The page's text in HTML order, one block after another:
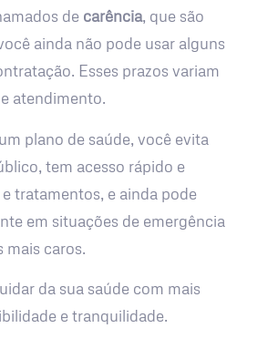
de carência, que são
ainda não pode usar alguns
Esses prazos variam
atendimento.
plano de saúde, você evita
tem acesso rápido e
tratamentos, e ainda pode
em situações de emergência
mais caros.
da sua saúde com mais
e tranquilidade.